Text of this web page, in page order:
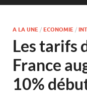
A LA UNE / ECONOMIE /
Les tarifs
France
10%